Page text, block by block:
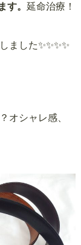
す。 延命治療！
ました✨✨✨✨
オシャレ感、